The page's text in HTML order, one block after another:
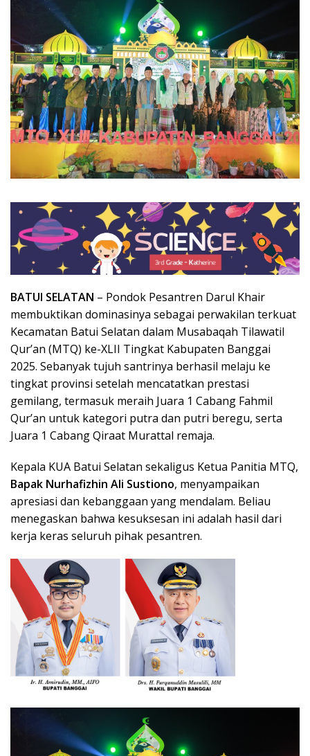
BATUI SELATAN – Pondok Pesantren Darul Khair
membuktikan dominasinya sebagai perwakilan terkuat
Kecamatan Batui Selatan dalam Musabaqah Tilawatil
Qur’an (MTQ) ke-XLII Tingkat Kabupaten Banggai
2025. Sebanyak tujuh santrinya berhasil melaju ke
tingkat provinsi setelah mencatatkan prestasi
gemilang, termasuk meraih Juara 1 Cabang Fahmil
Qur’an untuk kategori putra dan putri beregu, serta
Juara 1 Cabang Qiraat Murattal remaja.
Kepala KUA Batui Selatan sekaligus Ketua Panitia MTQ,
Bapak Nurhafizhin Ali Sustiono, menyampaikan
apresiasi dan kebanggaan yang mendalam. Beliau
menegaskan bahwa kesuksesan ini adalah hasil dari
kerja keras seluruh pihak pesantren.